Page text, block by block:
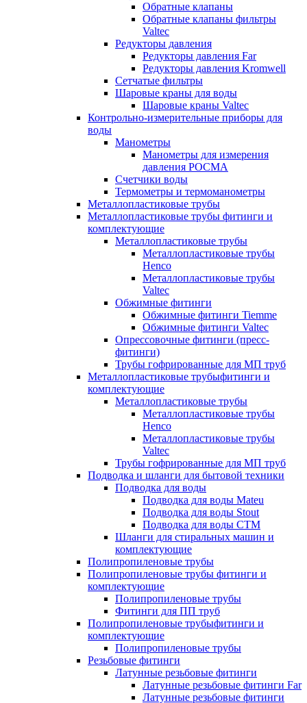
Обратные клапаны
Обратные клапаны фильтры
Valtec
Редукторы давления
Редукторы давления Far
Редукторы давления Kromwell
Сетчатые фильтры
Шаровые краны для воды
Шаровые краны Valtec
Контрольно-измерительные приборы для
воды
Манометры
Манометры для измерения
давления РОСМА
Счетчики воды
Термометры и термоманометры
Металлопластиковые трубы
Металлопластиковые трубы фитинги и
комплектующие
Металлопластиковые трубы
Металлопластиковые трубы
Henco
Металлопластиковые трубы
Valtec
Обжимные фитинги
Обжимные фитинги Tiemme
Обжимные фитинги Valtec
Опрессовочные фитинги (пресс-
фитинги)
Трубы гофрированные для МП труб
Металлопластиковые трубыфитинги и
комплектующие
Металлопластиковые трубы
Металлопластиковые трубы
Henco
Металлопластиковые трубы
Valtec
Трубы гофрированные для МП труб
Подводка и шланги для бытовой техники
Подводка для воды
Подводка для воды Mateu
Подводка для воды Stout
Подводка для воды СТМ
Шланги для стиральных машин и
комплектующие
Полипропиленовые трубы
Полипропиленовые трубы фитинги и
комплектующие
Полипропиленовые трубы
Фитинги для ПП труб
Полипропиленовые трубыфитинги и
комплектующие
Полипропиленовые трубы
Резьбовые фитинги
Латунные резьбовые фитинги
Латунные резьбовые фитинги Far
Латунные резьбовые фитинги